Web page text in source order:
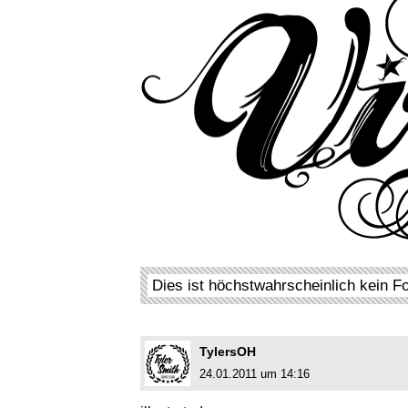
Dies ist höchstwahrscheinlich kein
TylersOH
24.01.2011 um 14:16